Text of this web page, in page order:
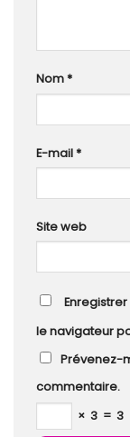
Nom*
E-mail*
Site web
le navigateur
Prévenez-
commentaire.
× 3 = 3